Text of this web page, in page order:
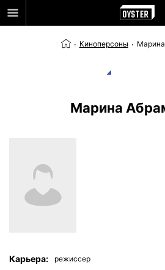
Киноперсоны
Марина
Карьера: режиссер